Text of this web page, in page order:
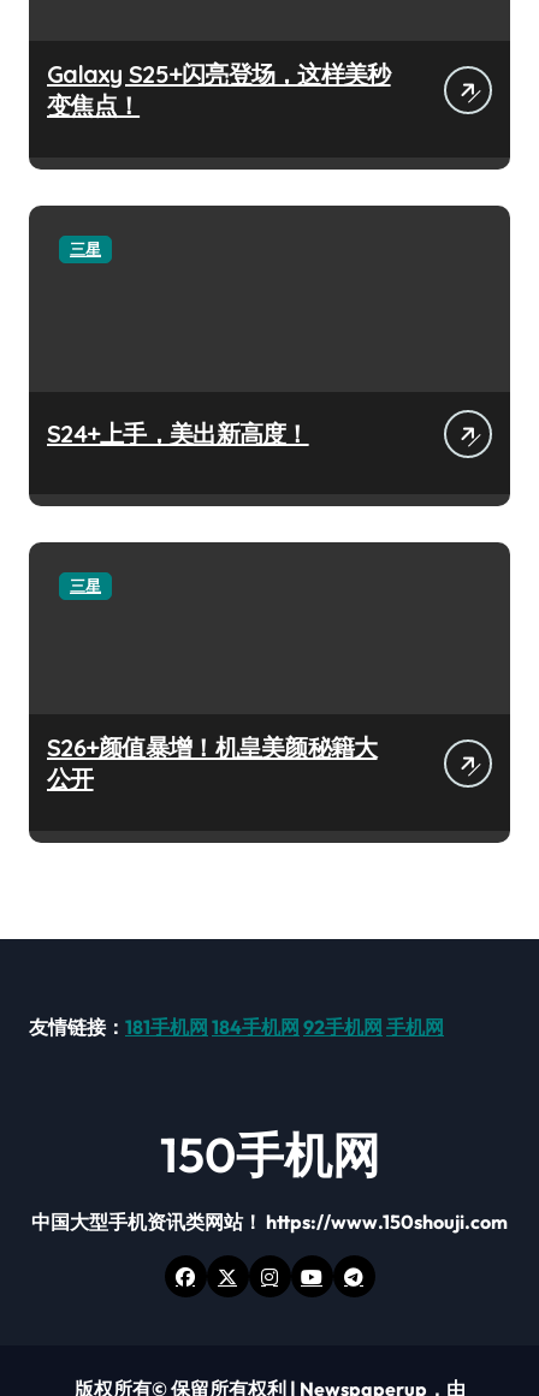
Galaxy S25+闪亮登场，这样美秒
变焦点！
三星
S24+上手，美出新高度！
三星
S26+颜值暴增！机皇美颜秘籍大
公开
友情链接： 181手机网 184手机网 92手机网 手机网
150手机网
中国大型手机资讯类网站！ https://www.150shouji.com
版权所有© 保留所有权利 | Newspaperup ，由